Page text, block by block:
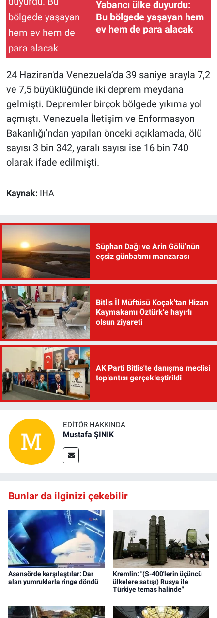
Yabancı ülke duyurdu:
Bu bölgede yaşayan hem
ev hem de para alacak
24 Haziran'da Venezuela’da 39 saniye arayla 7,2
ve 7,5 büyüklüğünde iki deprem meydana
gelmişti. Depremler birçok bölgede yıkıma yol
açmıştı. Venezuela İletişim ve Enformasyon
Bakanlığı’ndan yapılan önceki açıklamada, ölü
sayısı 3 bin 342, yaralı sayısı ise 16 bin 740
olarak ifade edilmişti.
Kaynak: İHA
Süphan Dağı ve Arin Gölü’nün
eşsiz günbatımı manzarası
Bitlis İl Müftüsü Koçak'tan Hizan
Kaymakamı Öztürk'e hayırlı
olsun ziyareti
AK Parti Bitlis'te danışma meclisi
toplantısı gerçekleştirildi
EDITÖR HAKKINDA
Mustafa ŞINIK
Bunlar da ilginizi çekebilir
Asansörde karşılaştılar: Dar
alan yumruklarla ringe döndü
Kremlin: "(S-400'lerin üçüncü
ülkelere satışı) Rusya ile
Türkiye temas halinde"